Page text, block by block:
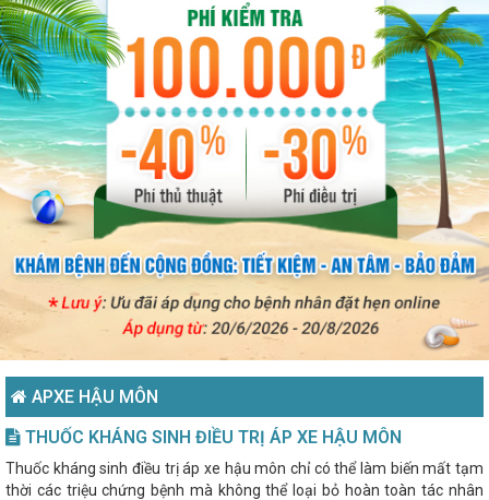
APXE HẬU MÔN
THUỐC KHÁNG SINH ĐIỀU TRỊ ÁP XE HẬU MÔN
Thuốc kháng sinh điều trị áp xe hậu môn chỉ có thể làm biến mất tạm
thời các triệu chứng bệnh mà không thể loại bỏ hoàn toàn tác nhân